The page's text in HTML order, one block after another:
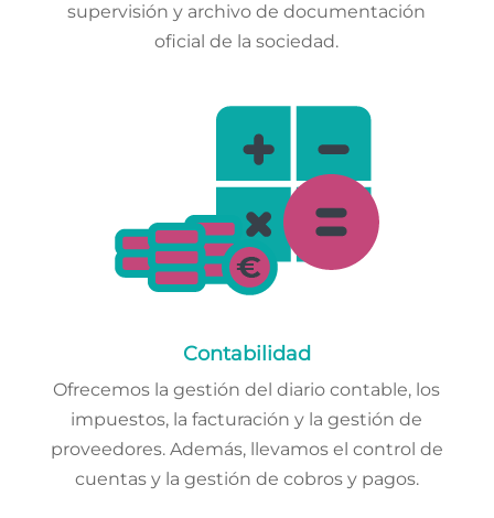
supervisión y archivo de documentación
oficial de la sociedad.
Contabilidad
Ofrecemos la gestión del diario contable, los
impuestos, la facturación y la gestión de
proveedores. Además, llevamos el control de
cuentas y la gestión de cobros y pagos.